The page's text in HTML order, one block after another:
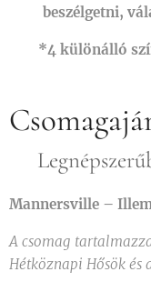
beszélgetni,
*4 különálló
Mannersville –
A csomag
Hétköznapi Hősök és